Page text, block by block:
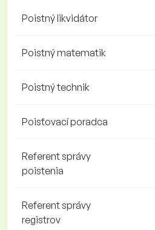
Poistný likvidátor
Poistný matematik
Poistný technik
Poisťovací poradca
Referent správy
poistenia
Referent správy
registrov